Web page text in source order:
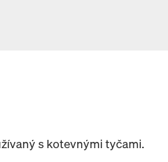
s kotevnými tyčami.